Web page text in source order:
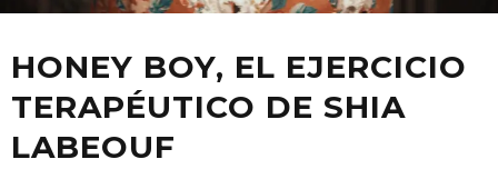
HONEY BOY, EL EJERCICIO
TERAPÉUTICO DE SHIA
LABEOUF